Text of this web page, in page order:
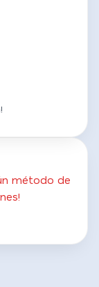
método de